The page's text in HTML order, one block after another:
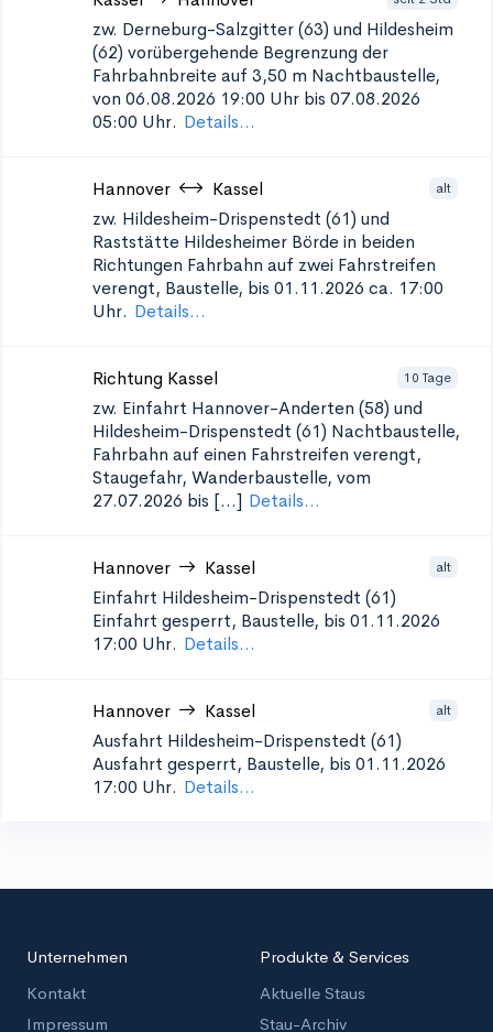
zw. Derneburg-Salzgitter (63) und Hildesheim
(62) vorübergehende Begrenzung der
Fahrbahnbreite auf 3,50 m Nachtbaustelle,
von 06.08.2026 19:00 Uhr bis 07.08.2026
05:00 Uhr. Details...
Hannover Kassel alt
zw. Hildesheim-Drispenstedt (61) und
Raststätte Hildesheimer Börde in beiden
Richtungen Fahrbahn auf zwei Fahrstreifen
verengt, Baustelle, bis 01.11.2026 ca. 17:00
Uhr. Details...
Richtung Kassel 10 Tage
zw. Einfahrt Hannover-Anderten (58) und
Hildesheim-Drispenstedt (61) Nachtbaustelle,
Fahrbahn auf einen Fahrstreifen verengt,
Staugefahr, Wanderbaustelle, vom
27.07.2026 bis [...] Details...
Hannover Kassel alt
Einfahrt Hildesheim-Drispenstedt (61)
Einfahrt gesperrt, Baustelle, bis 01.11.2026
17:00 Uhr. Details...
Hannover Kassel alt
Ausfahrt Hildesheim-Drispenstedt (61)
Ausfahrt gesperrt, Baustelle, bis 01.11.2026
17:00 Uhr. Details...
Unternehmen
Kontakt
Impressum
Produkte & Services
Aktuelle Staus
Stau-Archiv